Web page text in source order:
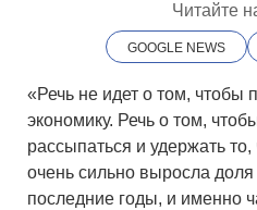
Читайте
GOOGLE NEWS
«Речь не идет о том, чтобы
экономику. Речь о том,
рассыпаться и удержать
очень сильно выросла доля
последние годы, и именно